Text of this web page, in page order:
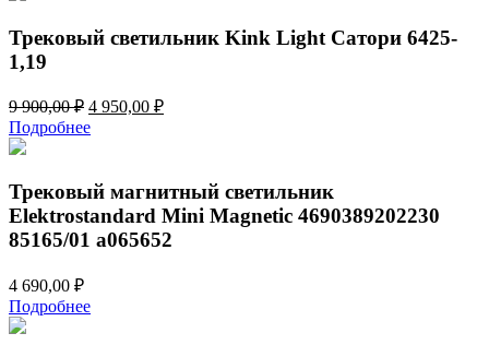
010,00 ₽.
Трековый светильник Kink Light Сатори 6425-
1,19
9 900,00₽ Первоначальная
цена
составляла
900,00 ₽.
4 950,00 ₽Текущая
Подробнее
Трековый магнитный светильник
Elektrostandard Mini Magnetic 4690389202230
85165/01 a065652
4 690,00 ₽
Подробнее